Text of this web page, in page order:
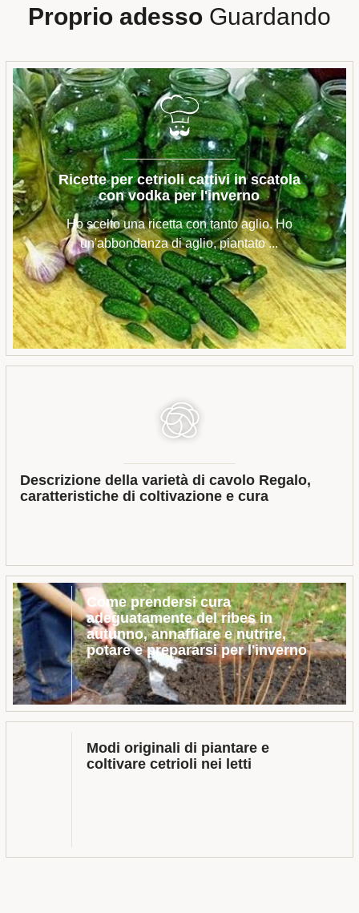
Proprio adessoGuardando
Ricette per cetrioli cattivi in ​​scatola
con vodka per l'inverno
Ho scelto una ricetta con tanto aglio. Ho
un'abbondanza di aglio, piantato ...
Descrizione della varietà di cavolo Regalo,
caratteristiche di coltivazione e cura
Come prendersi cura
adeguatamente del ribes in
autunno, annaffiare e nutrire,
potare e prepararsi per l'inverno
Modi originali di piantare e
coltivare cetrioli nei letti